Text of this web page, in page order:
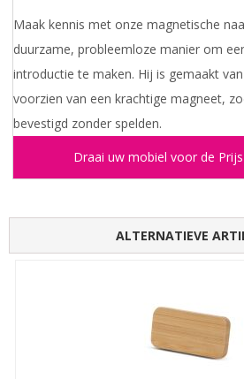
Maak kennis met onze magnetische
duurzame, probleemloze manier om
introductie te maken. Hij is gemaakt
voorzien van een krachtige magneet,
bevestigd zonder spelden.
Draai uw mobiel voor de
ALTERNATIEVE